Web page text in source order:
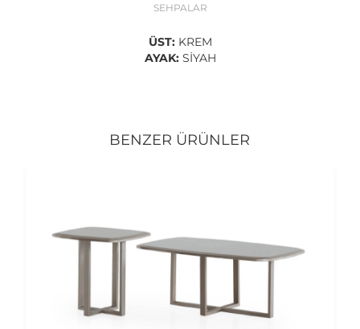
SEHPALAR
ÜST:KREM
AYAK:SİYAH
BENZER ÜRÜNLER